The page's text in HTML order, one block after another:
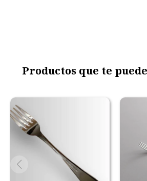
Productos que te